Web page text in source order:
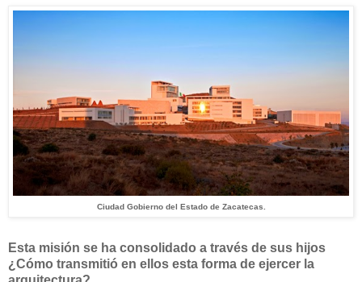
Ciudad Gobierno del Estado de Zacatecas.
Esta misión se ha consolidado a través de sus hijos
¿Cómo transmitió en ellos esta forma de ejercer la